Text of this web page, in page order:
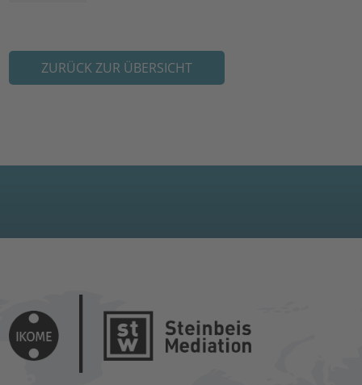
ZURÜCK ZUR ÜBERSICHT